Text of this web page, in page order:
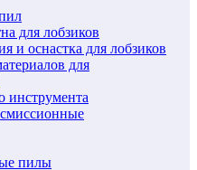
для лобзиков
и оснастка для лобзиков
для
инструмента
пилы